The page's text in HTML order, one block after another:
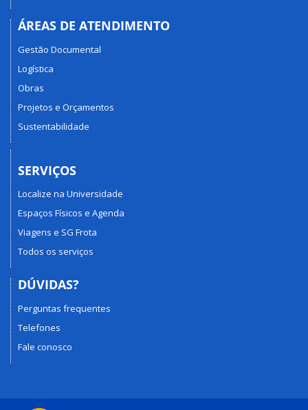
ÁREAS DE ATENDIMENTO
Gestão Documental
Logística
Obras
Projetos e Orçamentos
Sustentabilidade
SERVIÇOS
Localize na Universidade
Espaços Físicos e Agenda
Viagens e SG Frota
Todos os serviços
DÚVIDAS?
Perguntas frequentes
Telefones
Fale conosco